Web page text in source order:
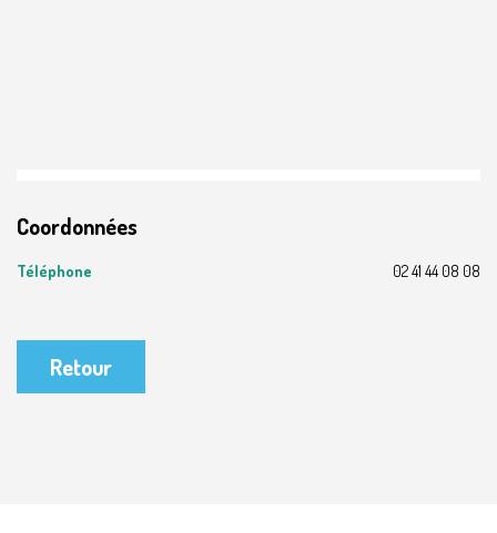
Coordonnées
Téléphone 02 41 44 08 08
Retour